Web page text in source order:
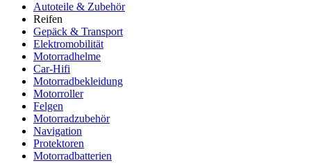
Autoteile & Zubehör
Reifen
Gepäck & Transport
Elektromobilität
Motorradhelme
Car-Hifi
Motorradbekleidung
Motorroller
Felgen
Motorradzubehör
Navigation
Protektoren
Motorradbatterien